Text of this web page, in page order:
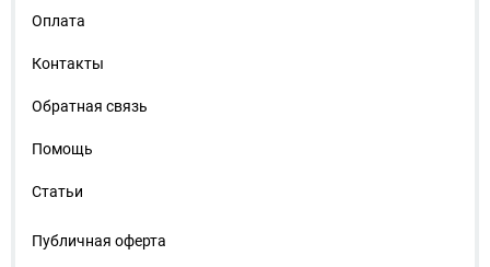
Оплата
Контакты
Обратная связь
Помощь
Статьи
Публичная оферта